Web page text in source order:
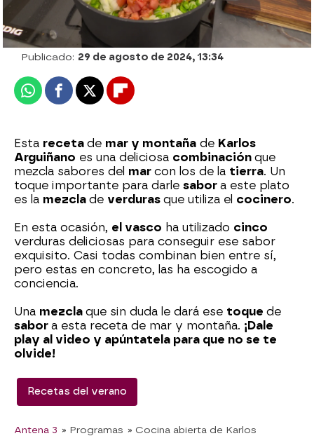
Jennifer Severiche
Publicado: 29 de agosto de 2024, 13:34
WhatsappFacebook
X Flipboard
Esta receta de mar y montaña de Karlos
Arguiñano es una deliciosa combinación que
mezcla sabores del mar con los de la tierra. Un
toque importante para darle sabor a este plato
es la mezcla de verduras que utiliza el cocinero.
En esta ocasión, el vasco ha utilizado cinco
verduras deliciosas para conseguir ese sabor
exquisito. Casi todas combinan bien entre sí,
pero estas en concreto, las ha escogido a
conciencia.
Una mezcla que sin duda le dará ese toque de
sabor a esta receta de mar y montaña. ¡Dale
play al video y apúntatela para que no se te
olvide!
Recetas del verano
Antena 3 » Programas » Cocina abierta de Karlos